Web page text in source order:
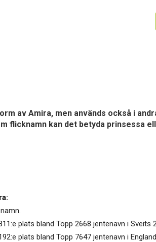
av Amira, men används också i
flicknamn kan det betyda prinsessa
plats bland Topp 2668 jentenavn i Sveits
plats bland Topp 7647 jentenavn i